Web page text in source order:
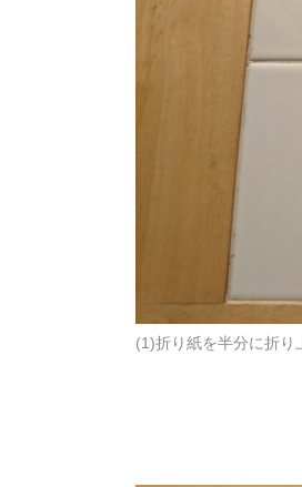
(1)折り紙を半分に折り